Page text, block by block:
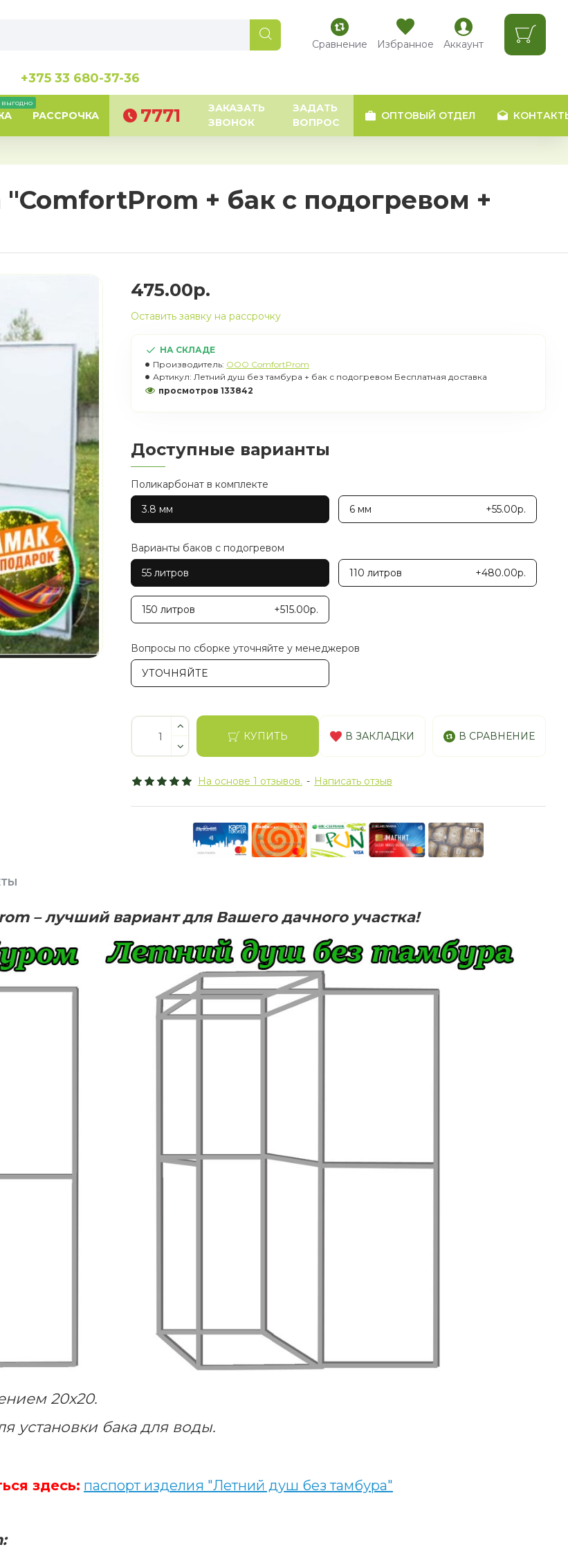
Сравнение Избранное Аккаунт
+375 33 680-37-36
выгодно
РАССРОЧКА 7771
ЗАКАЗАТЬ
ЗВОНОК
ЗАДАТЬ
ВОПРОС
ОПТОВЫЙ ОТДЕЛ
+ бак с подогревом +
НА СКЛАДЕ
Производитель: OOO ComfortProm
Артикул: Летний душ без тамбура + бак с подогревом Бесплатная доставка
просмотров 133842
На основе 1 отзывов. - Написать отзыв
475.00р.
Оставить заявку на рассрочку
Доступные варианты
Поликарбонат в комплекте
3.8 мм
6 мм +55.00р.
Варианты баков с подогревом
55 литров
110 литров +480.00р.
150 литров +515.00р.
Вопросы по сборке уточняйте у менеджеров
УТОЧНЯЙТЕ
КУПИТЬ В ЗАКЛАДКИ В СРАВНЕНИЕ
– лучший вариант для Вашего дачного участка!
20х20.
установки бака для воды.
здесь: паспорт изделия "Летний душ без тамбура"
: